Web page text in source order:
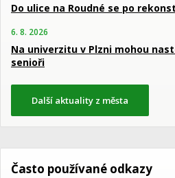
Do ulice na Roudné se po
6. 8. 2026
Na univerzitu v Plzni mohou
senioři
Další aktuality z města
Často používané odkazy